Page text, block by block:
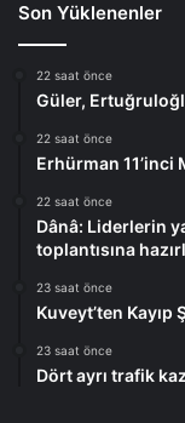
Son Yüklenenler
22 saat önce
Güler,
22 saat önce
Erhürman 11’inci
22 saat önce
Dânâ: Liderlerin
toplantısına
23 saat önce
Kuveyt’ten Kayıp
23 saat önce
Dört ayrı trafik